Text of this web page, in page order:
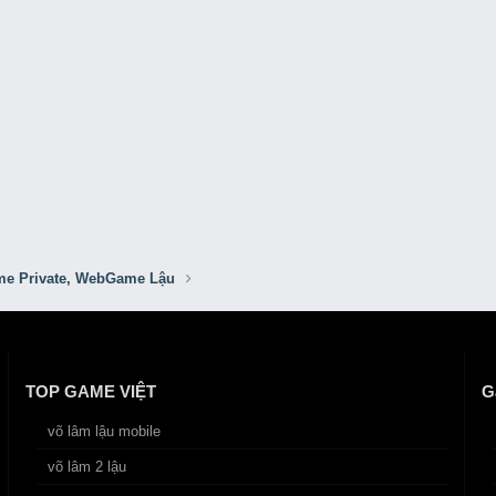
Private, WebGame Lậu
TOP GAME VIỆT
võ lâm lậu mobile
võ lâm 2 lậu